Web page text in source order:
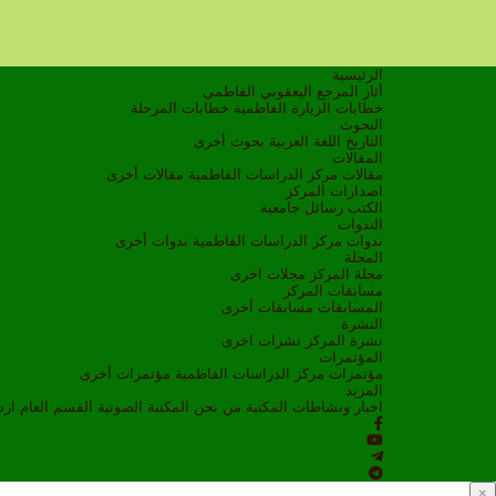
الرئيسية
أثار المرجع اليعقوبي الفاطمي
خطابات الزيارة الفاطمية خطابات المرحلة
البحوث
التاريخ
اللغة العربية بحوث أخرى
المقالات
مقالات مركز الدراسات الفاطمية مقالات أخرى
اصدارات المركز
الكتب رسائل جامعية
الندوات
ندوات مركز الدراسات الفاطمية ندوات أخرى
المجلة
مجلة المركز مجلات اخرى
مسابقات المركز
المسابقات مسابقات أخرى
النشرة
نشرة المركز نشرات اخرى
المؤتمرات
مؤتمرات مركز الدراسات الفاطمية مؤتمرات أخرى
المزيد
اخبار ونشاطات
المكتبة من نحن المكتبة الصوتية القسم العام